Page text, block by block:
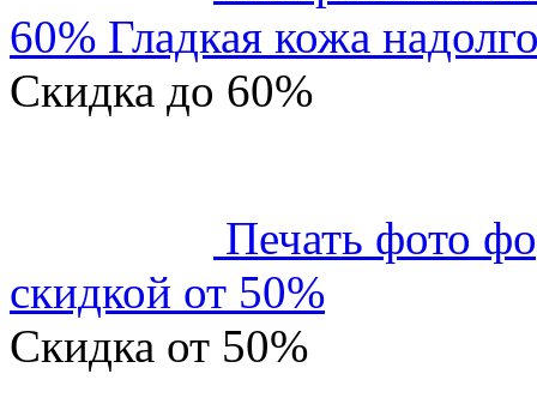
60% Гладкая кожа
Скидка до 60%
Печать фото
скидкой от 50%
Скидка от 50%